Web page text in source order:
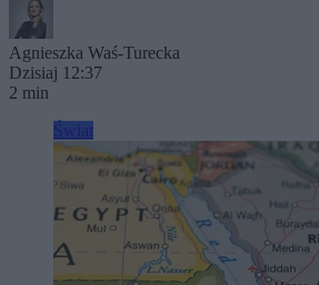
Agnieszka Waś-Turecka
Dzisiaj 12:37
2 min